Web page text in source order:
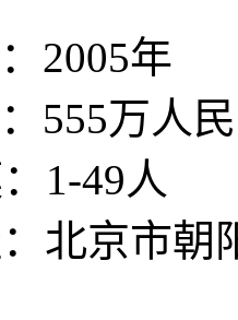
2005年
555万人
1-49人
北京市朝